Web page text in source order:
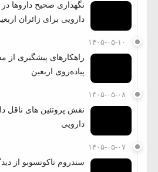
نگهداری صحیح داروها
دارویی برای زائران
۱۴۰۵-۰۵-۱۰
راهکارهای پیشگیری از
پیاده‌روی اربعین
۱۴۰۵-۰۵-۰۸
نقش پروتئین های ناقل
دارویی
۱۴۰۵-۰۵-۰۷
سندروم تاکوتسوبو از